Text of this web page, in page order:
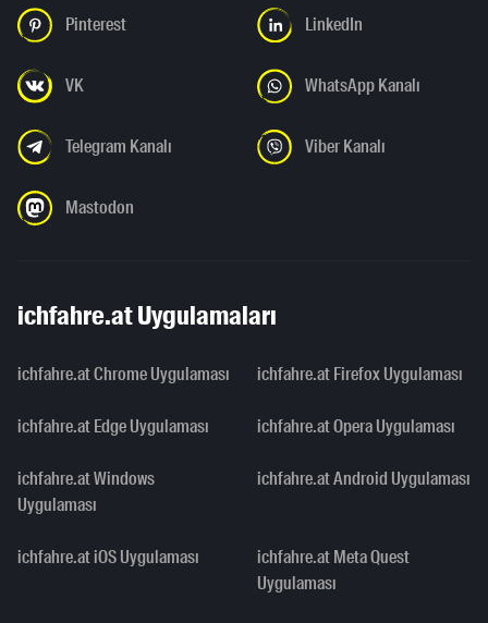
Pinterest LinkedIn
VK WhatsApp Kanalı
Telegram Kanalı Viber Kanalı
Mastodon
ichfahre.at Uygulamaları
ichfahre.at Chrome Uygulaması ichfahre.at Firefox Uygulaması
ichfahre.at Edge Uygulaması ichfahre.at Opera Uygulaması
ichfahre.at Windows
Uygulaması
ichfahre.at Android Uygulaması
ichfahre.at iOS Uygulaması
ichfahre.at Meta Quest
Uygulaması